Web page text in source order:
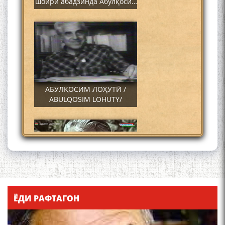
Лоҳутӣ
АБУЛҚОСИМ ЛОҲУТӢ /
ABULQOSIM LOHUTY/
Что знают в Ташкенте о
Мирзо Турсунзаде, чьим
метро?
ЁДИ РАФТАГОН